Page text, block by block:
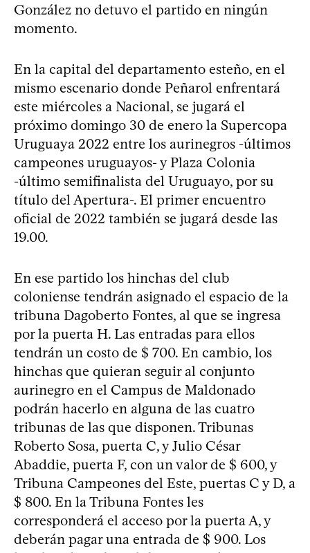
González no detuvo el partido en ningún
momento.
En la capital del departamento esteño, en el
mismo escenario donde Peñarol enfrentará
este miércoles a Nacional, se jugará el
próximo domingo 30 de enero la Supercopa
Uruguaya 2022 entre los aurinegros -últimos
campeones uruguayos- y Plaza Colonia
-último semifinalista del Uruguayo, por su
título del Apertura-. El primer encuentro
oficial de 2022 también se jugará desde las
19.00.
En ese partido los hinchas del club
coloniense tendrán asignado el espacio de la
tribuna Dagoberto Fontes, al que se ingresa
por la puerta H. Las entradas para ellos
tendrán un costo de $ 700. En cambio, los
hinchas que quieran seguir al conjunto
aurinegro en el Campus de Maldonado
podrán hacerlo en alguna de las cuatro
tribunas de las que disponen. Tribunas
Roberto Sosa, puerta C, y Julio César
Abaddie, puerta F, con un valor de $ 600, y
Tribuna Campeones del Este, puertas C y D, a
$ 800. En la Tribuna Fontes les
corresponderá el acceso por la puerta A, y
deberán pagar una entrada de $ 900. Los